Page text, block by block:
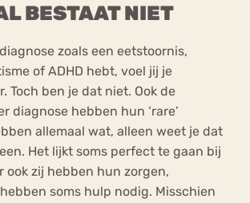
BESTAAT NIET
zoals een eetstoornis,
of ADHD hebt, voel jij je
Toch ben je dat niet. Ook de
diagnose hebben hun ‘rare’
allemaal wat, alleen weet je dat
Het lijkt soms perfect te gaan bij
ook zij hebben hun zorgen,
soms hulp nodig. Misschien